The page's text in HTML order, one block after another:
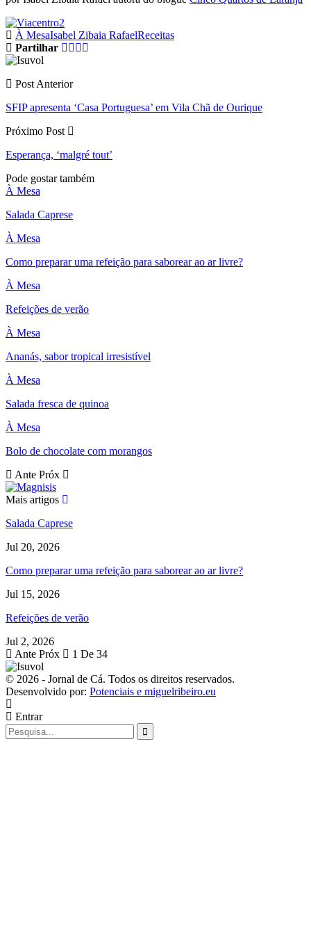
À MesaIsabel Zibaia RafaelReceitas
Partilhar
Post Anterior
SFIP apresenta ‘Casa Portuguesa’ em Vila Chã de Ourique
Próximo Post
Esperança, ‘malgré tout’
Pode gostar também
À Mesa
Salada Caprese
À Mesa
Como preparar uma refeição para saborear ao ar livre?
À Mesa
Refeições de verão
À Mesa
Ananás, sabor tropical irresistível
À Mesa
Salada fresca de quinoa
À Mesa
Bolo de chocolate com morangos
Ante Próx
Mais artigos
Salada Caprese
Jul 20, 2026
Como preparar uma refeição para saborear ao ar livre?
Jul 15, 2026
Refeições de verão
Jul 2, 2026
Ante Próx 1 De 34
© 2026 - Jornal de Cá. Todos os direitos reservados.
Desenvolvido por: Potenciais e miguelribeiro.eu
Entrar